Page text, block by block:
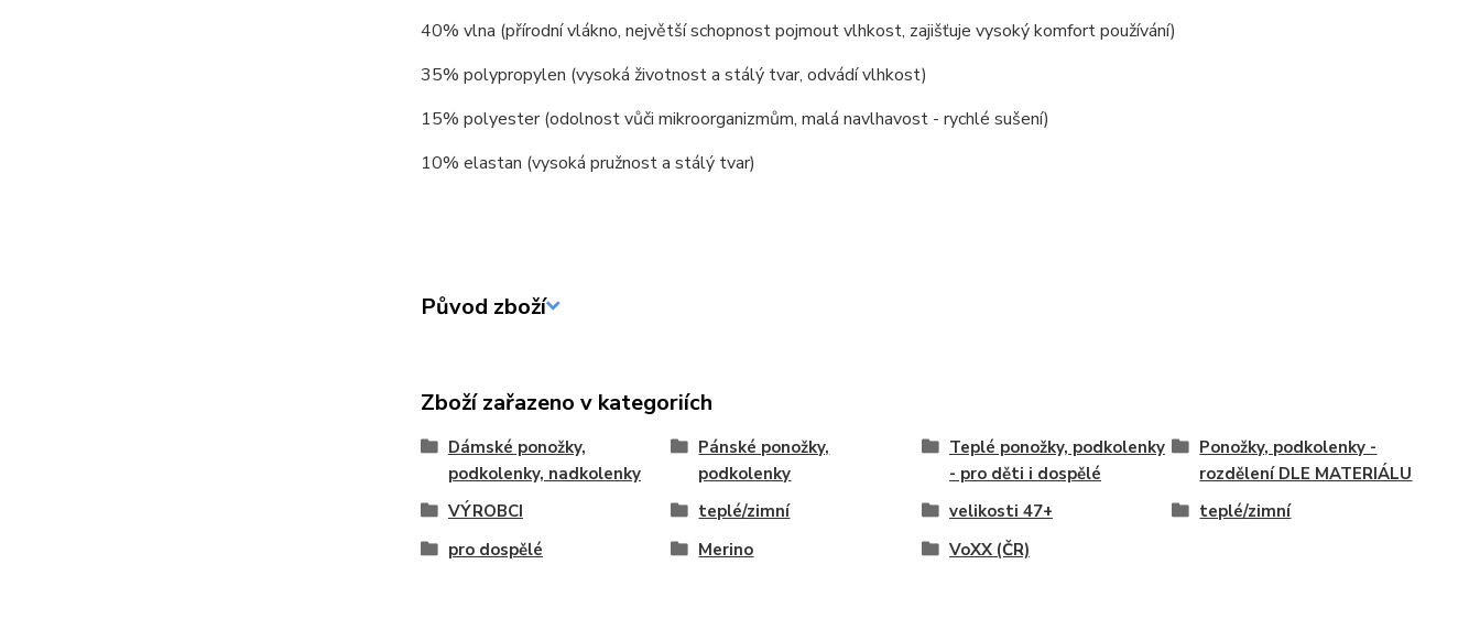
40% vlna (přírodní vlákno, největší schopnost pojmout vlhkost, zajišťuje vysoký komfort používání)
35% polypropylen (vysoká životnost a stálý tvar, odvádí vlhkost)
15% polyester (odolnost vůči mikroorganizmům, malá navlhavost - rychlé sušení)
10% elastan (vysoká pružnost a stálý tvar)
Původ zboží
Zboží zařazeno v kategoriích
Dámské ponožky,
podkolenky, nadkolenky
Pánské ponožky,
podkolenky
Teplé ponožky, podkolenky
- pro děti i dospělé
Ponožky, podkolenky -
rozdělení DLE MATERIÁLU
VÝROBCI
teplé/zimní velikosti 47+
teplé/zimní
pro dospělé
Merino VoXX (ČR)